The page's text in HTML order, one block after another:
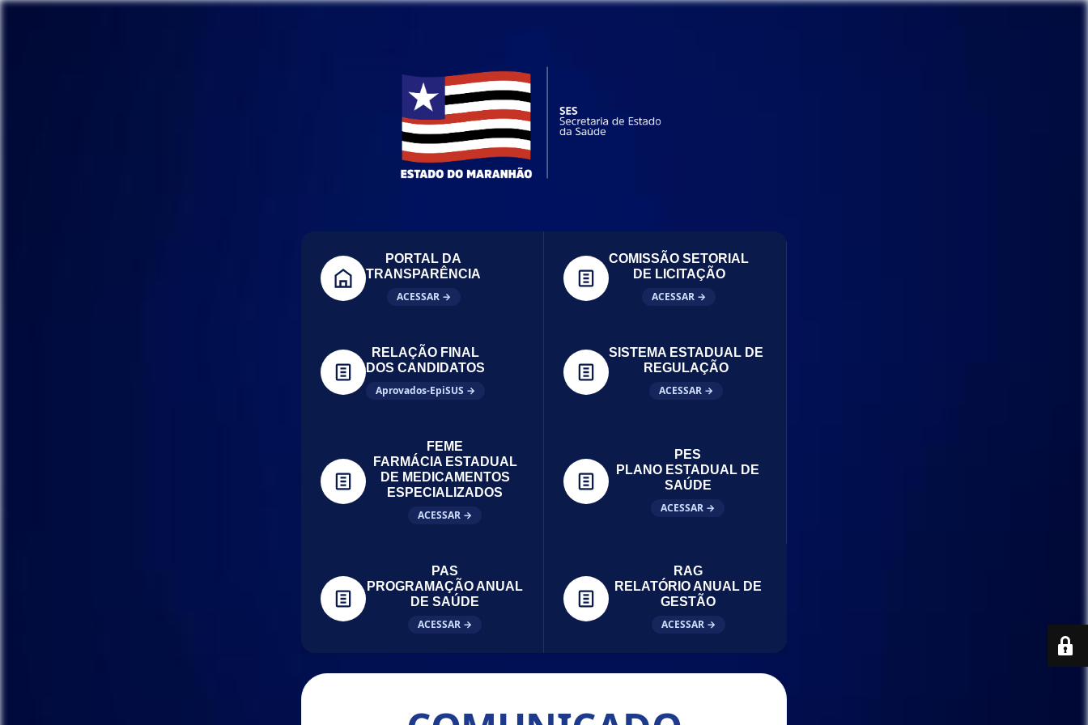
PORTAL DA
TRANSPARÊNCIA
ACESSAR →
COMISSÃO SETORIAL
DE LICITAÇÃO
ACESSAR →
RELAÇÃO FINAL
DOS CANDIDATOS
Aprovados-EpiSUS →
SISTEMA ESTADUAL DE
REGULAÇÃO
ACESSAR →
FEME
FARMÁCIA ESTADUAL
DE MEDICAMENTOS
ESPECIALIZADOS
ACESSAR →
PES
PLANO ESTADUAL DE
SAÚDE
ACESSAR →
PAS
PROGRAMAÇÃO ANUAL
DE SAÚDE
ACESSAR →
RAG
RELATÓRIO ANUAL DE
GESTÃO
ACESSAR →